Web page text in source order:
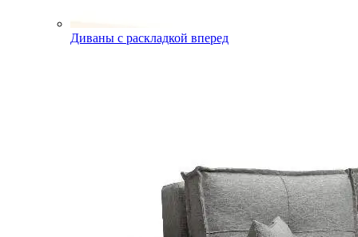
Диваны с раскладкой вперед